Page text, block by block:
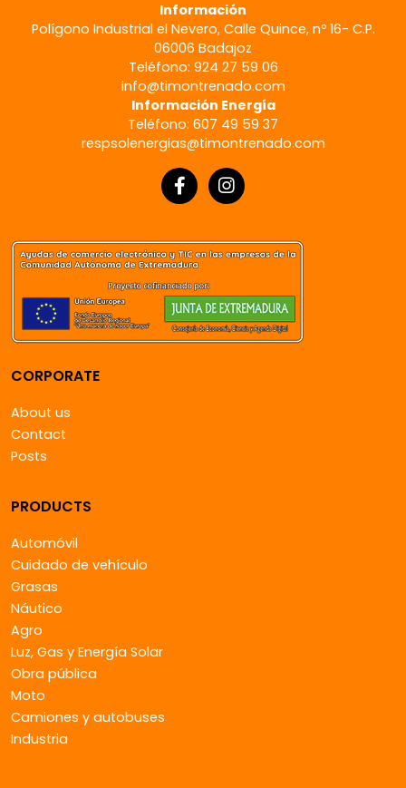
Información
Polígono Industrial el Nevero, Calle Quince, nº 16- C.P.
06006 Badajoz
Teléfono: 924 27 59 06
info@timontrenado.com
Información Energía
Teléfono: 607 49 59 37
respsolenergias@timontrenado.com
CORPORATE
About us
Contact
Posts
PRODUCTS
Automóvil
Cuidado de vehículo
Grasas
Náutico
Agro
Luz, Gas y Energía Solar
Obra pública
Moto
Camiones y autobuses
Industria